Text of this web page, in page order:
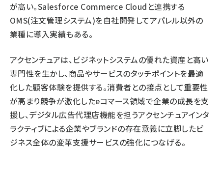
が高い。Salesforce Commerce Cloudと連携する
OMS(注文管理システム)を自社開発してアパレル以外の
業種に導入実績もある。
アクセンチュアは、ビジネットシステムの優れた資産と高い
専門性を生かし、商品やサービスのタッチポイントを最適
化した顧客体験を提供する。消費者との接点として重要性
が高まり競争が激化したeコマース領域で企業の成長を支
援し、デジタル広告代理店機能を担うアクセンチュアインタ
ラクティブによる企業やブランドの存在意義に立脚したビ
ジネス全体の変革支援サービスの強化につなげる。